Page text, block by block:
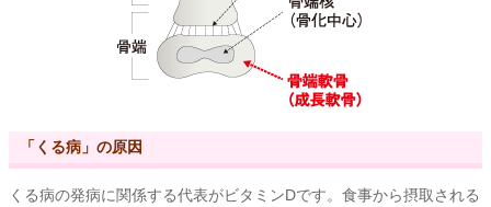
「くる病」の原因
くる病の発病に関係する代表がビタミンDです。食事から摂取される